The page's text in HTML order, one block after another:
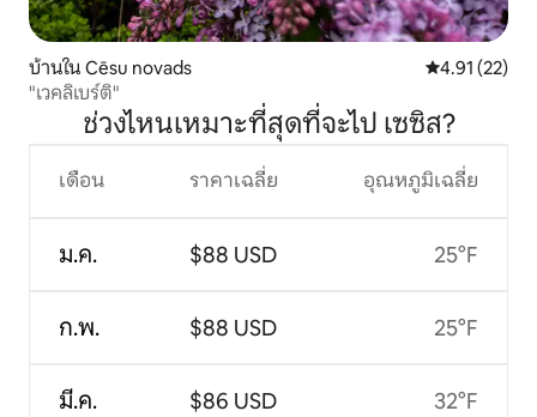
บ้านใน Cēsu novads คะแนนเฉลี่ย
4.91 (22)
"เวคลิเบร์ติ"
ช่วงไหนเหมาะที่สุดที่จะไป เซซิส?
เดือน
ม.ค.
ก.พ.
มี.ค.
ราคาเฉลี่ย
$88 USD
$88 USD
$86 USD
อุณหภูมิเฉลี่ย
25°F
25°F
32°F